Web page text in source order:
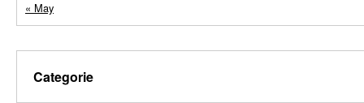
« May
Categorie